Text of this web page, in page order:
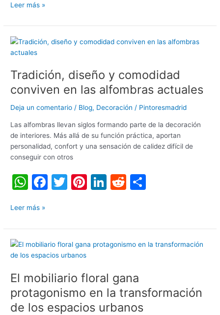
at
s
A
p
p
e
b
o
k
er e
st
e
dI
di
t
p
ar
Leer más »
Tradición, diseño y comodidad
conviven en las alfombras actuales
Deja un comentario / Blog, Decoración / Pintoresmadrid
Las alfombras llevan siglos formando parte de la decoración
de interiores. Más allá de su función práctica, aportan
personalidad, confort y una sensación de calidez difícil de
conseguir con otros
W
at
s
A
p
p
F
e
b
o
o
k
T
er
Pi
e
st
Li
e
dI
R
di
t
p
ar
Tradición,
diseño
comodidad
conviven
en
las
actuales
Leer más »
El mobiliario floral gana
protagonismo en la transformación
de los espacios urbanos
El
mobiliario
gana
en
la